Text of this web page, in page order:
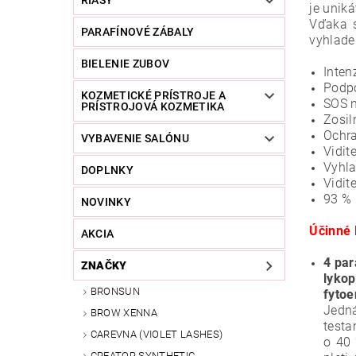
PARAFÍNOVÉ ZÁBALY
BIELENIE ZUBOV
KOZMETICKÉ PRÍSTROJE A
PRÍSTROJOVÁ KOZMETIKA
VYBAVENIE SALÓNU
DOPLNKY
NOVINKY
AKCIA
ZNAČKY
BRONSUN
BROW XENNA
CAREVNA (VIOLET LASHES)
je
Vďaka
SOS
93
Účinné
4
o 40